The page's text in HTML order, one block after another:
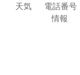
天気 電話番号
情報